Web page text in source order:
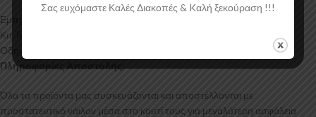
Εμπρός Σπλίτερ V.2 Ford Transit Custom Mk2
Κιτ Τοποθέτησης
Οδηγίες Τοποθέτησης
Πληροφορίες Αποστολής:
Όλα τα προϊόντα μας συσκευάζονται και αποστέλλονται με
προστατευτικό νάιλον μέσα στο κουτί τους για μεγαλύτερη ασφάλεια
Σας ευχόμαστε Καλές Διακοπές & Kαλή ξεκούραση !!!